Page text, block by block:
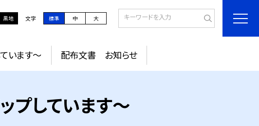
黒地 文字 標準 中 大
います～ 配布文書 お知らせ
プしています～